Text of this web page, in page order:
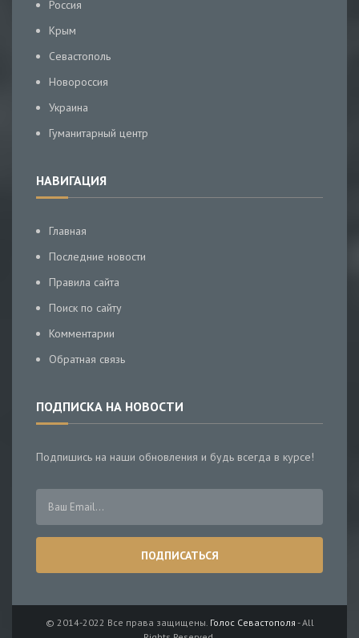
Россия
Крым
Севастополь
Новороссия
Украина
Гуманитарный центр
НАВИГАЦИЯ
Главная
Последние новости
Правила сайта
Поиск по сайту
Комментарии
Обратная связь
ПОДПИСКА НА НОВОСТИ
Подпишись на наши обновления и будь всегда в курсе!
© 2014-2022 Все права защищены. Голос Севастополя - All